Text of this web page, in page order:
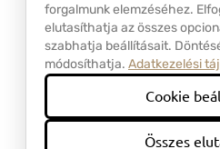
Adatkezelési és
API
forgalmunk elemzéséhez.
elutasíthatja az összes
szabhatja beállításait.
módosíthatja. Adatkezelési
Cookie
Összes